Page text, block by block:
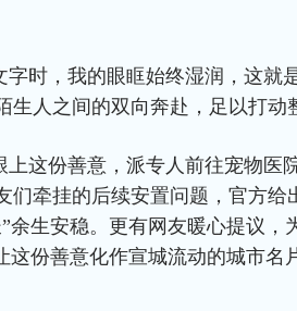
字时，我的眼眶始终湿润，这就
生人之间的双向奔赴，足以打动
上这份善意，派专人前往宠物医
们牵挂的后续安置问题，官方给
余生安稳。更有网友暖心提议，
这份善意化作宣城流动的城市名